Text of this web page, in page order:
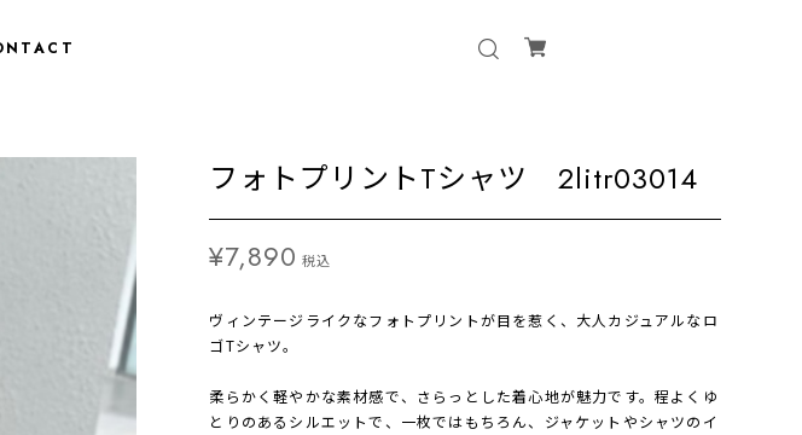
フォトプリントTシャツ 2litr03014
¥7,890 税込
ヴィンテージライクなフォトプリントが目を惹く、大人カジュアルなロ
ゴTシャツ。
柔らかく軽やかな素材感で、さらっとした着心地が魅力です。程よくゆ
とりのあるシルエットで、一枚ではもちろん、ジャケットやシャツのイ